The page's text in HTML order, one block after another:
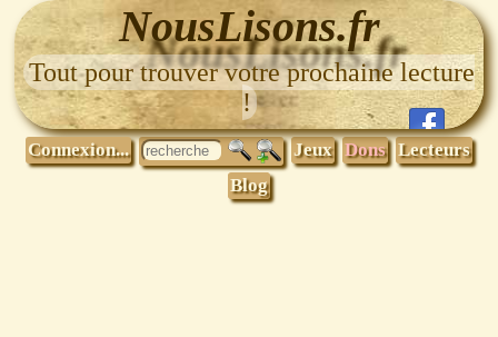
NousLisons.fr
Tout pour trouver votre prochaine lecture
!
Connexion... Jeux Dons Lecteurs
Blog